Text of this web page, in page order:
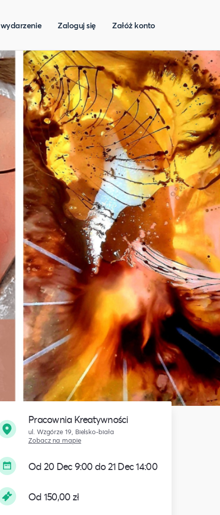
Zaloguj się Załóż konto
Pracownia Kreatywności
ul. Wzgórze 19, Bielsko-biała
Zobacz na mapie
Od 20 Dec 9:00 do 21 Dec 14:00
Od 150,00 zł